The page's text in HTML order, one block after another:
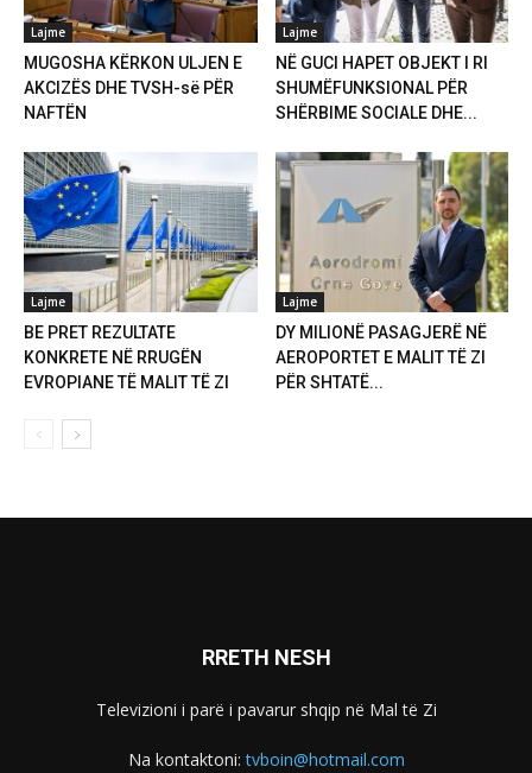
Lajme
MUGOSHA KËRKON ULJEN E
AKCIZËS DHE TVSH-së PËR
NAFTËN
Lajme
NË GUCI HAPET OBJEKT I RI
SHUMËFUNKSIONAL PËR
SHËRBIME SOCIALE DHE...
Lajme
BE PRET REZULTATE
KONKRETE NË RRUGËN
EVROPIANE TË MALIT TË ZI
Lajme
DY MILIONË PASAGJERË NË
AEROPORTET E MALIT TË ZI
PËR SHTATË...
RRETH NESH
Televizioni i parë i pavarur shqip në Mal të Zi
Na kontaktoni:tvboin@hotmail.com